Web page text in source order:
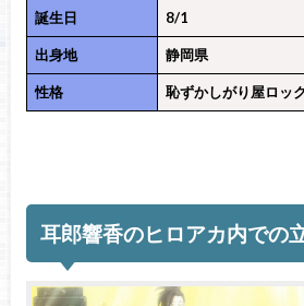
誕生日 8/1
出身地 静岡県
性格 恥ずかしがり屋ロッ
耳郎響香のヒロアカ内での